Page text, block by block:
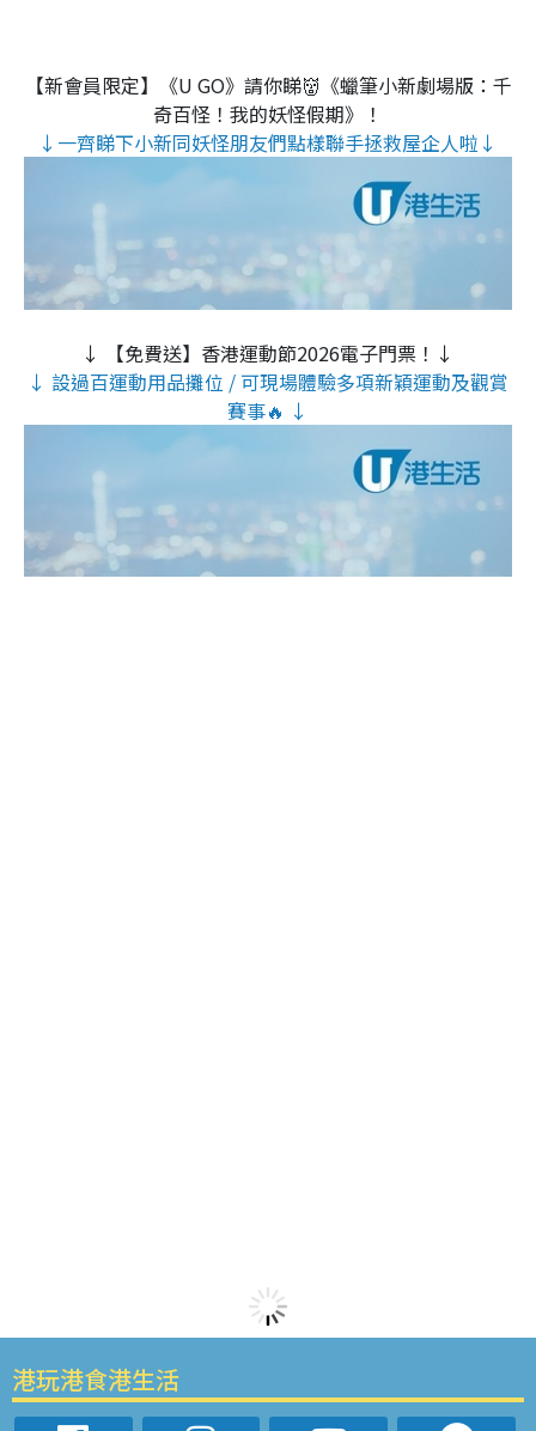
【新會員限定】《U GO》請你睇👹《蠟筆小新劇場版：千
奇百怪！我的妖怪假期》！
↓一齊睇下小新同妖怪朋友們點樣聯手拯救屋企人啦↓
↓ 【免費送】香港運動節2026電子門票！↓
↓ 設過百運動用品攤位 / 可現場體驗多項新穎運動及觀賞
賽事🔥 ↓
港玩港食港生活